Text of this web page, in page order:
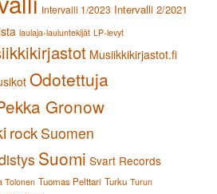
Intervalli 1/2023 Intervalli 2/2021
laulaja-lauluntekijät LP-levyt
Musiikkikirjastot.fi
Odotettuja
Gronow
rock Suomen
Suomi Svart Records
Tolonen Tuomas Pelttari Turku Turun